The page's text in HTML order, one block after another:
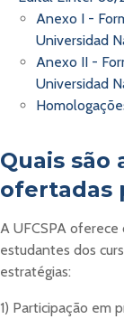
Anexo I -
Universidad
Anexo II -
Universidad
Quais são
ofertadas
A UFCSPA
estudantes dos
estratégias:
1) Participação em